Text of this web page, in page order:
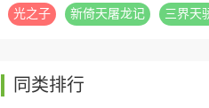
光之子 新倚天屠龙记 三界天
同类排行